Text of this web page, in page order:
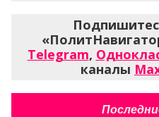
Telegram,
каналы